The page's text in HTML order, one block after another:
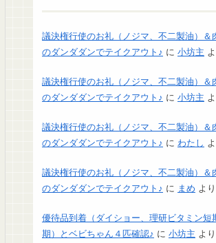
議決権行使のお礼（ノジマ、不二製油）＆
のダンダダンでテイクアウト♪ に 小坊主
議決権行使のお礼（ノジマ、不二製油）＆
のダンダダンでテイクアウト♪ に 小坊主
議決権行使のお礼（ノジマ、不二製油）＆
のダンダダンでテイクアウト♪ に わたし
議決権行使のお礼（ノジマ、不二製油）＆
のダンダダンでテイクアウト♪ に まめ より
優待品到着（ダイショー、理研ビタミン短
期）とベビちゃん４匹確認♪ に 小坊主 より